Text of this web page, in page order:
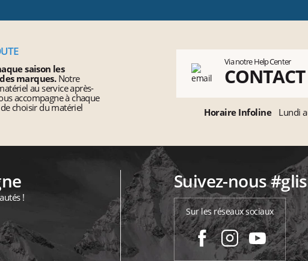
saison les
marques.Notre
au service après-
accompagne à chaque
choisir du matériel
Via notre Help Center
CONTACT
Horaire Infoline Lundi
!
Suivez-nous
Sur les réseaux sociaux